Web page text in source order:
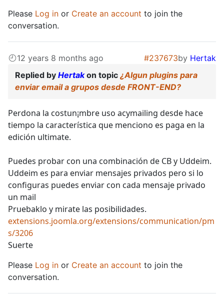
Please Log in or Create an account to join the
conversation.
12 years 8 months ago #237673by Hertak
Replied by Hertakon topic ¿Algun plugins para
enviar email a grupos desde FRONT-END?
Perdona la costun¡mbre uso acymailing desde hace
tiempo la característica que menciono es paga en la
edición ultimate.
Puedes probar con una combinación de CB y Uddeim.
Uddeim es para enviar mensajes privados pero si lo
configuras puedes enviar con cada mensaje privado
un mail
Pruebaklo y mirate las posibilidades.
extensions.joomla.org/extensions/communication/pm
s/3206
Suerte
Please Log in or Create an account to join the
conversation.